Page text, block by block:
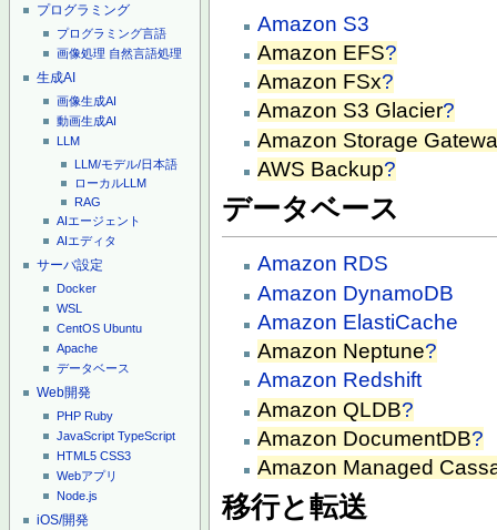
プログラミング
プログラミング言語
画像処理 自然言語処理
生成AI
画像生成AI
動画生成AI
LLM
LLM/モデル/日本語
ローカルLLM
RAG
AIエージェント
AIエディタ
サーバ設定
Docker
WSL
CentOS Ubuntu
Apache
データベース
Web開発
PHP Ruby
JavaScript TypeScript
HTML5 CSS3
Webアプリ
Node.js
iOS/開発
Amazon S3
Amazon EFS?
Amazon FSx?
Amazon S3 Glacier?
Amazon Storage
AWS Backup?
データベース
Amazon RDS
Amazon DynamoDB
Amazon ElastiCache
Amazon Neptune?
Amazon Redshift
Amazon QLDB?
Amazon DocumentDB?
Amazon Managed
移行と転送